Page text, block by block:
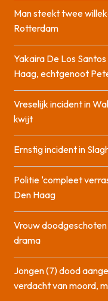
Man steekt twee
Rotterdam
Yakaira De Los
Haag, echtgenoot
Vreselijk incident in
kwijt
Ernstig incident in
Politie ‘compleet
Den Haag
Vrouw
drama
Jongen (7) dood
verdacht van moord,